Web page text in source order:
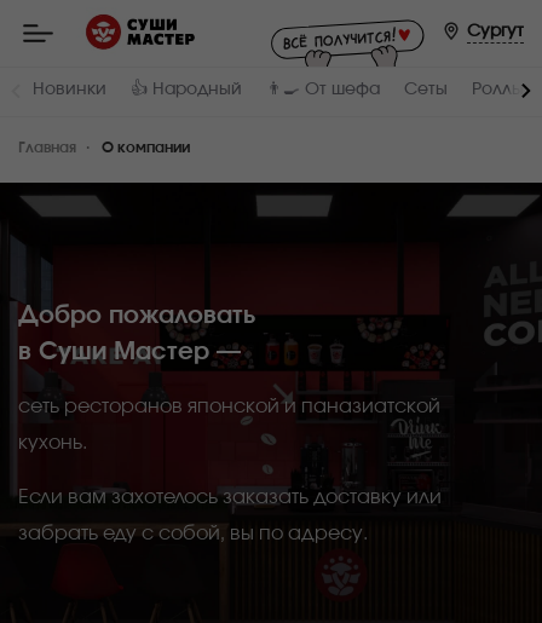
Мастер
заказ
доставка
суши,
WOK
Сургуте
Сургут
Новинки 👍 Народный 👨‍🍳 От шефа Сеты Роллы
Главная О компании
Добро пожаловать
в Суши Мастер —
сеть ресторанов японской и паназиатской
кухонь.
Если вам захотелось заказать доставку или
забрать еду с собой, вы по адресу.